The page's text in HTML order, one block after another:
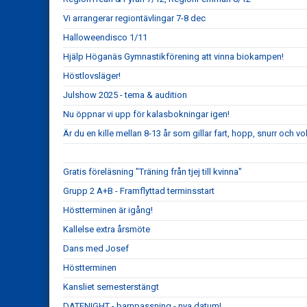
Vi arrangerar regiontävlingar 7-8 dec
Halloweendisco 1/11
Hjälp Höganäs Gymnastikförening att vinna biokampen!
Höstlovsläger!
Julshow 2025 - tema & audition
Nu öppnar vi upp för kalasbokningar igen!
Är du en kille mellan 8-13 år som gillar fart, hopp, snurr och
Gratis föreläsning "Träning från tjej till kvinna"
Grupp 2 A+B - Framflyttad terminsstart
Höstterminen är igång!
Kallelse extra årsmöte
Dans med Josef
Höstterminen
Kansliet semesterstängt